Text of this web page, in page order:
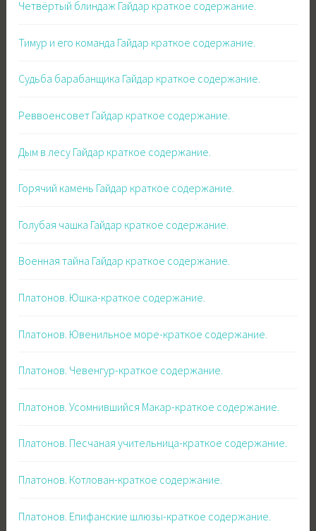
Четвёртый блиндаж Гайдар краткое содержание.
Тимур и его команда Гайдар краткое содержание.
Судьба барабанщика Гайдар краткое содержание.
Реввоенсовет Гайдар краткое содержание.
Дым в лесу Гайдар краткое содержание.
Горячий камень Гайдар краткое содержание.
Голубая чашка Гайдар краткое содержание.
Военная тайна Гайдар краткое содержание.
Платонов. Юшка-краткое содержание.
Платонов. Ювенильное море-краткое содержание.
Платонов. Чевенгур-краткое содержание.
Платонов. Усомнившийся Макар-краткое содержание.
Платонов. Песчаная учительница-краткое содержание.
Платонов. Котлован-краткое содержание.
Платонов. Епифанские шлюзы-краткое содержание.